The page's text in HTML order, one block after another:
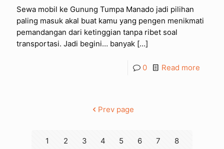
Sewa mobil ke Gunung Tumpa Manado jadi pilihan
paling masuk akal buat kamu yang pengen menikmati
pemandangan dari ketinggian tanpa ribet soal
transportasi. Jadi begini… banyak […]
0 Read more
Prev page
1 2 3 4 5 6 7
8